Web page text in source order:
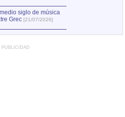
siglo de música
Grec [21/07/2026]
PUBLICIDAD